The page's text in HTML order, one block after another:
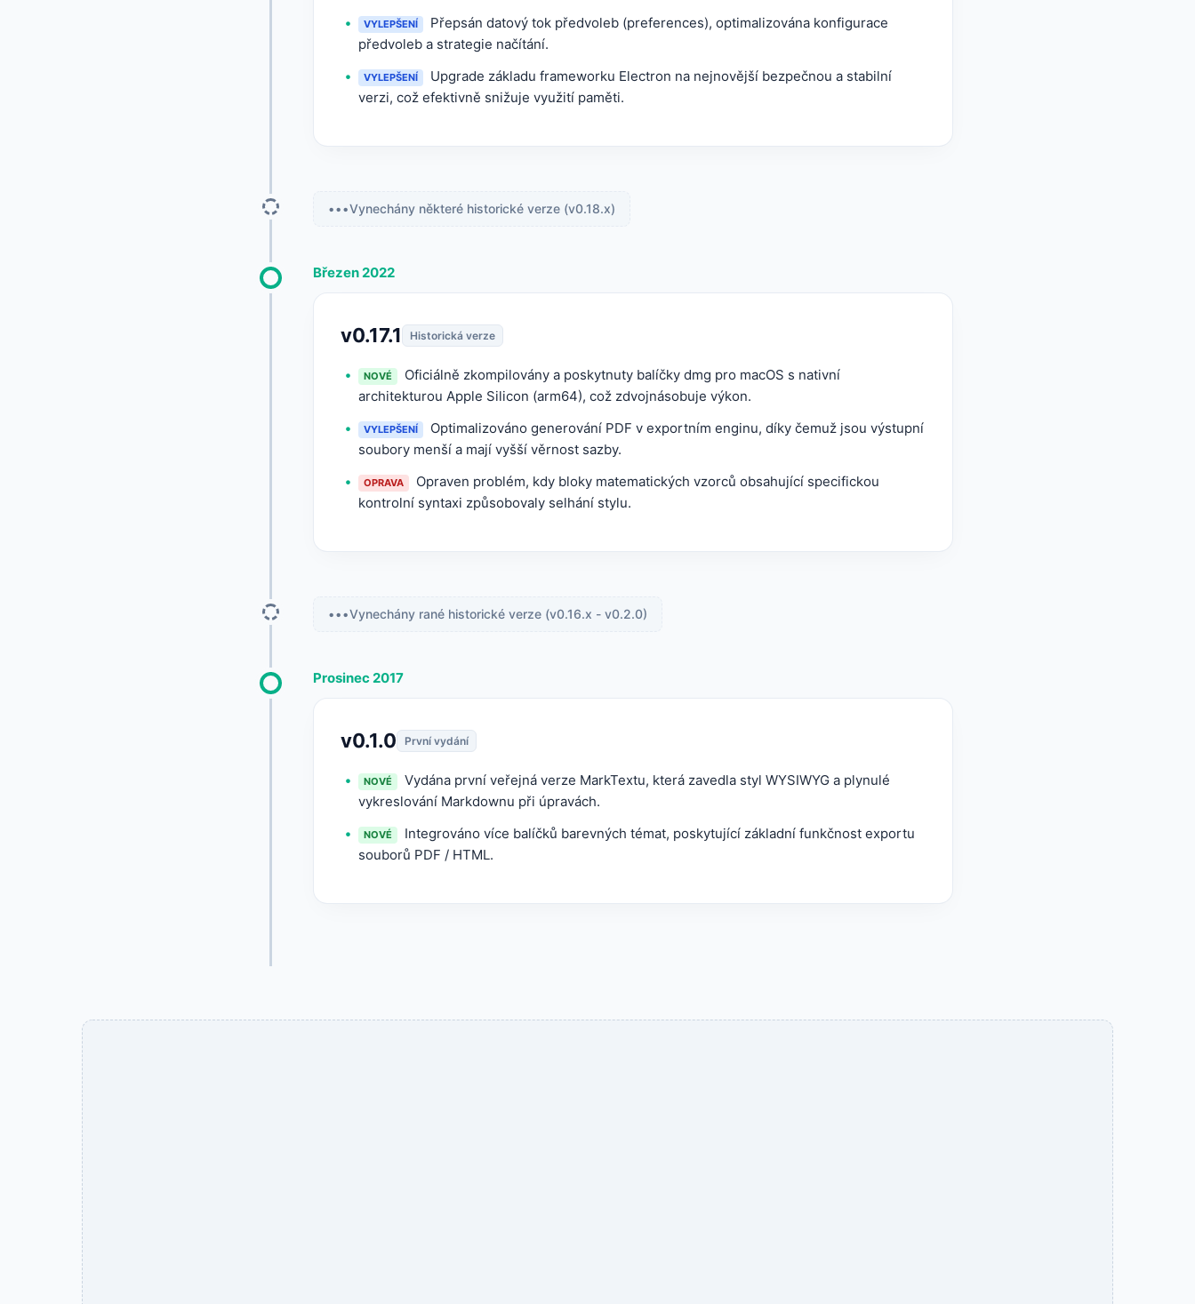
VYLEPŠENÍ
Přepsán datový tok předvoleb (preferences), optimalizována konfigurace
předvoleb a strategie načítání.
VYLEPŠENÍ
Upgrade základu frameworku Electron na nejnovější bezpečnou a stabilní
verzi, což efektivně snižuje využití paměti.
Vynechány některé historické verze (v0.18.x)
Březen 2022
v0.17.1 Historická verze
NOVÉ
Oficiálně zkompilovány a poskytnuty balíčky dmg pro macOS s nativní
architekturou Apple Silicon (arm64), což zdvojnásobuje výkon.
VYLEPŠENÍ
Optimalizováno generování PDF v exportním enginu, díky čemuž jsou výstupní
soubory menší a mají vyšší věrnost sazby.
OPRAVA
Opraven problém, kdy bloky matematických vzorců obsahující specifickou
kontrolní syntaxi způsobovaly selhání stylu.
Vynechány rané historické verze (v0.16.x - v0.2.0)
Prosinec 2017
v0.1.0 První vydání
NOVÉ
Vydána první veřejná verze MarkTextu, která zavedla styl WYSIWYG a plynulé
vykreslování Markdownu při úpravách.
NOVÉ
Integrováno více balíčků barevných témat, poskytující základní funkčnost exportu
souborů PDF / HTML.